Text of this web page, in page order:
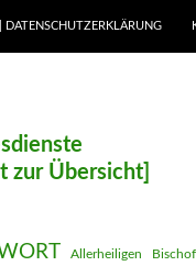
DATENSCHUTZERKLÄRUNG
zur Übersicht]
Allerheiligen